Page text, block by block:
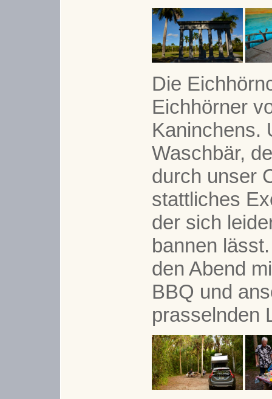
Die
Eichhörner
Kaninchens.
Waschbär,
durch unser
stattliches
der sich
bannen
den Abend
BBQ und
prasselnden